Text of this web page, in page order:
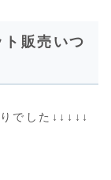
販売いつ
でした↓↓↓↓↓